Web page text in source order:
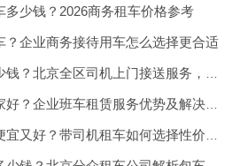
多少钱？2026商务租车价格参考
？企业商务接待用车怎么选择更合适
北京租车价格一天多少钱？北京全区司机上门接送服务，让出行更方便
北京班车租赁公司哪家好？企业班车租赁服务优势及解决方案
北京租车公司哪家最便宜又好？带司机租车如何选择性价比高的服务